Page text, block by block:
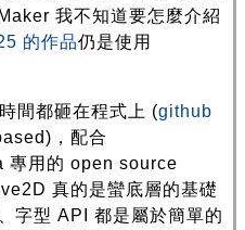
我不知道要怎麼介紹
的作品仍是使用
間都砸在程式上 (github
，配合
專用的 open source
真的是蠻底層的基礎
字型 API 都是屬於簡單的